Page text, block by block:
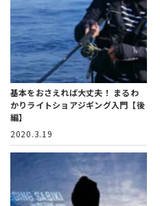
基本をおさえれば大丈夫！ まるわ
かりライトショアジギング入門【後
編】
2020.3.19